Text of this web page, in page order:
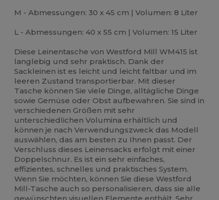
M - Abmessungen: 30 x 45 cm | Volumen: 8 Liter
L - Abmessungen: 40 x 55 cm | Volumen: 15 Liter
Diese Leinentasche von Westford Mill WM415 ist
langlebig und sehr praktisch. Dank der
Sackleinen ist es leicht und leicht faltbar und im
leeren Zustand transportierbar. Mit dieser
Tasche können Sie viele Dinge, alltägliche Dinge
sowie Gemüse oder Obst aufbewahren. Sie sind in
verschiedenen Größen mit sehr
unterschiedlichen Volumina erhältlich und
können je nach Verwendungszweck das Modell
auswählen, das am besten zu Ihnen passt. Der
Verschluss dieses Leinensacks erfolgt mit einer
Doppelschnur. Es ist ein sehr einfaches,
effizientes, schnelles und praktisches System.
Wenn Sie möchten, können Sie diese Westford
Mill-Tasche auch so personalisieren, dass sie alle